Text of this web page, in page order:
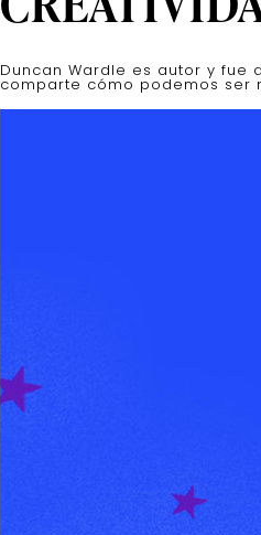
Duncan Wardle es autor y fue
comparte cómo podemos ser